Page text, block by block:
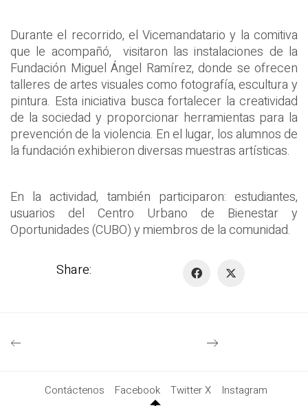
Durante el recorrido, el Vicemandatario y la comitiva
que le acompañó, visitaron las instalaciones de la
Fundación Miguel Ángel Ramírez, donde se ofrecen
talleres de artes visuales como fotografía, escultura y
pintura. Esta iniciativa busca fortalecer la creatividad
de la sociedad y proporcionar herramientas para la
prevención de la violencia. En el lugar, los alumnos de
la fundación exhibieron diversas muestras artísticas.
En la actividad, también participaron: estudiantes,
usuarios del Centro Urbano de Bienestar y
Oportunidades (CUBO) y miembros de la comunidad.
Share:
Contáctenos Facebook Twitter X Instagram